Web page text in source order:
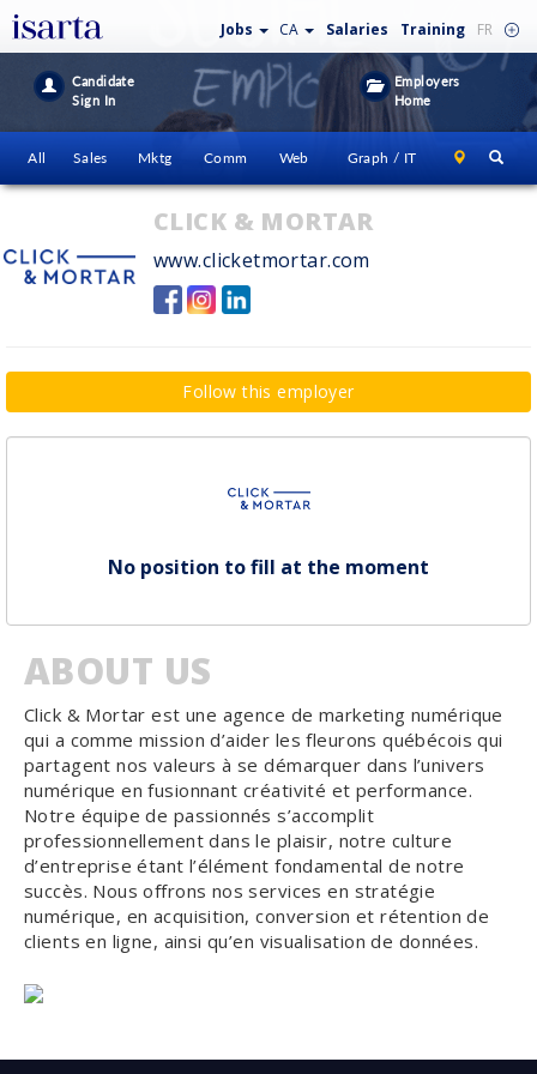
Jobs CA Salaries Training FR
Candidate
Sign In
Employers
Home
All Sales Mktg Comm Web Graph / IT
CLICK & MORTAR
www.clicketmortar.com
Follow this employer
No position to fill at the moment
ABOUT US
Click & Mortar est une agence de marketing numérique
qui a comme mission d’aider les fleurons québécois qui
partagent nos valeurs à se démarquer dans l’univers
numérique en fusionnant créativité et performance.
Notre équipe de passionnés s’accomplit
professionnellement dans le plaisir, notre culture
d’entreprise étant l’élément fondamental de notre
succès. Nous offrons nos services en stratégie
numérique, en acquisition, conversion et rétention de
clients en ligne, ainsi qu’en visualisation de données.